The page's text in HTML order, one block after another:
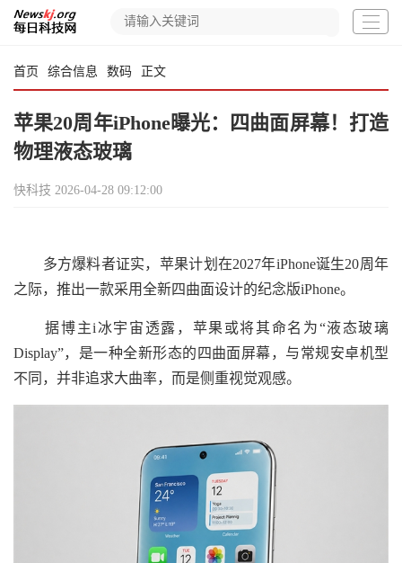
首页 综合信息 数码 正文
苹果20周年iPhone曝光：四曲面屏幕！打造
物理液态玻璃
快科技 2026-04-28 09:12:00
多方爆料者证实，苹果计划在2027年iPhone诞生20周年
之际，推出一款采用全新四曲面设计的纪念版iPhone。
据博主i冰宇宙透露，苹果或将其命名为“液态玻璃
Display”，是一种全新形态的四曲面屏幕，与常规安卓机型
不同，并非追求大曲率，而是侧重视觉观感。